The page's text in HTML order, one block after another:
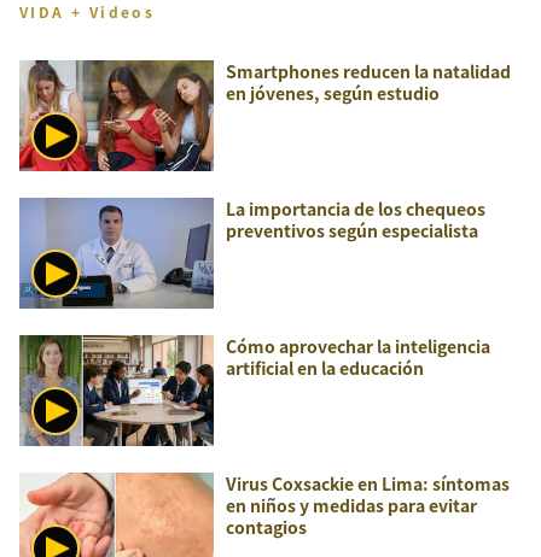
VIDA + Videos
Smartphones reducen la natalidad
en jóvenes, según estudio
La importancia de los chequeos
preventivos según especialista
Cómo aprovechar la inteligencia
artificial en la educación
Virus Coxsackie en Lima: síntomas
en niños y medidas para evitar
contagios